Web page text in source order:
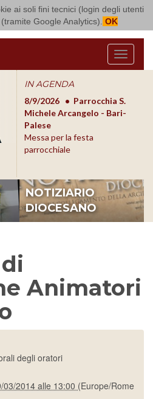
ai soli fini tecnici (login degli utenti
Google Analytics). OK
Bari Bitonto
Menu
IN AGENDA
8/9/2026
Parrocchia S.
Michele Arcangelo - Bari-
Palese
Messa per la festa
parrocchiale
NOTIZIARIO
DIOCESANO
Animatori
degli oratori
03/2014 alle 13:00 (Europe/Rome